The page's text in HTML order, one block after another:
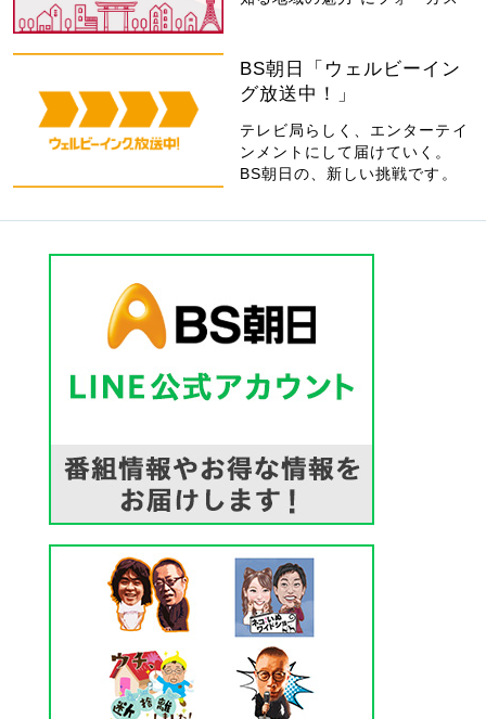
BS朝日「ウェルビーイン
グ放送中！」
テレビ局らしく、エンターテイ
ンメントにして届けていく。
BS朝日の、新しい挑戦です。